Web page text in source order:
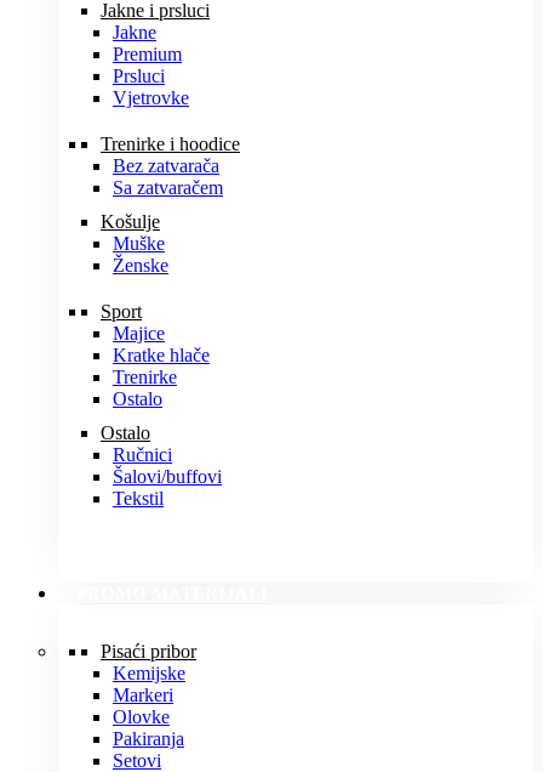
Jakne i prsluci
Jakne
Premium
Prsluci
Vjetrovke
Trenirke i hoodice
Bez zatvarača
Sa zatvaračem
Košulje
Muške
Ženske
Sport
Majice
Kratke hlače
Trenirke
Ostalo
Ostalo
Ručnici
Šalovi/buffovi
Tekstil
Pisaći pribor
Kemijske
Markeri
Olovke
Pakiranja
Setovi